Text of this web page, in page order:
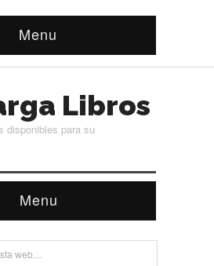
Menu
Libros
disponibles para su
Menu